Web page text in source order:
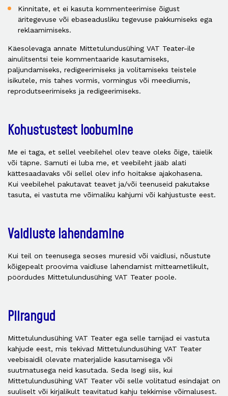
Kinnitate, et ei kasuta kommenteerimise õigust
äritegevuse või ebaseadusliku tegevuse pakkumiseks ega
reklaamimiseks.
Käesolevaga annate Mittetulundusühing VAT Teater-ile
ainulitsentsi teie kommentaaride kasutamiseks,
paljundamiseks, redigeerimiseks ja volitamiseks teistele
isikutele, mis tahes vormis, vormingus või meediumis,
reprodutseerimiseks ja redigeerimiseks.
Kohustustest loobumine
Me ei taga, et sellel veebilehel olev teave oleks õige, täielik
või täpne. Samuti ei luba me, et veebileht jääb alati
kättesaadavaks või sellel olev info hoitakse ajakohasena.
Kui veebilehel pakutavat teavet ja/või teenuseid pakutakse
tasuta, ei vastuta me võimaliku kahjumi või kahjustuste eest.
Vaidluste lahendamine
Kui teil on teenusega seoses muresid või vaidlusi, nõustute
kõigepealt proovima vaidluse lahendamist mitteametlikult,
pöördudes Mittetulundusühing VAT Teater poole.
Piirangud
Mittetulundusühing VAT Teater ega selle tarnijad ei vastuta
kahjude eest, mis tekivad Mittetulundusühing VAT Teater
veebisaidil olevate materjalide kasutamisega või
suutmatusega neid kasutada. Seda Isegi siis, kui
Mittetulundusühing VAT Teater või selle volitatud esindajat on
suuliselt või kirjalikult teavitatud kahju tekkimise võimalusest.